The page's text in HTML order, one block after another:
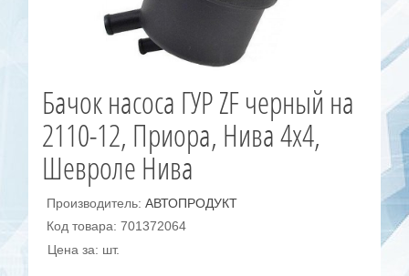
Бачок насоса ГУР ZF черный на
2110-12, Приора, Нива 4х4,
Шевроле Нива
Производитель:АВТОПРОДУКТ
Код товара: 701372064
Цена за: шт.